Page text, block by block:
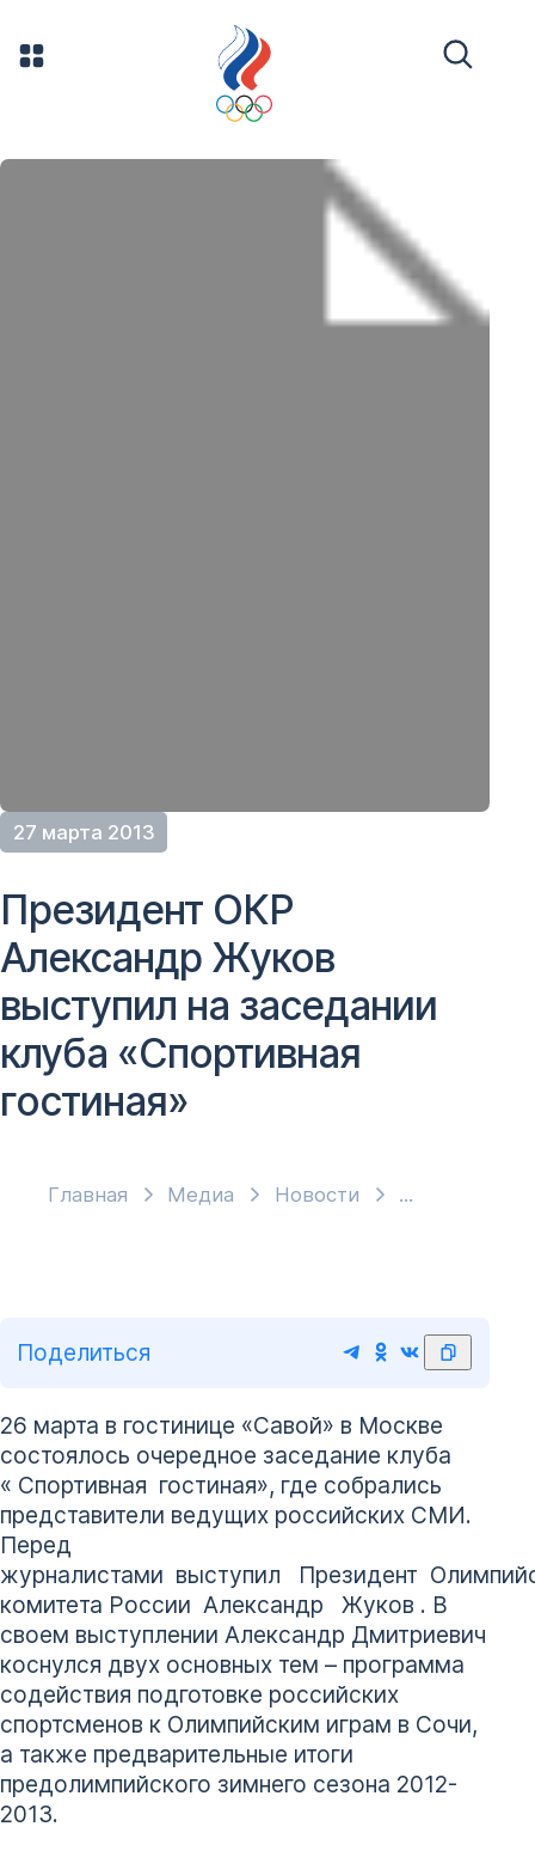
27 марта 2013
Главная Медиа Новости
Президент ОКР
Александр Жуков
выступил на заседании
клуба «Спортивная
гостиная»
Поделиться
26 марта в гостинице «Савой» в Москве
состоялось очередное заседание клуба
« Спортивная гостиная», где собрались
представители ведущих российских СМИ.
Перед
журналистами выступил Президент
комитета России Александр Жуков . В
своем выступлении Александр Дмитриевич
коснулся двух основных тем – программа
содействия подготовке российских
спортсменов к Олимпийским играм в Сочи,
а также предварительные итоги
предолимпийского зимнего сезона 2012-
2013.